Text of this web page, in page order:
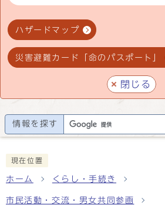
ハザードマップ
災害避難カード「命のパスポート」
閉じる
情報を探す
現在位置
ホーム くらし・手続き
市民活動・交流・男女共同参画